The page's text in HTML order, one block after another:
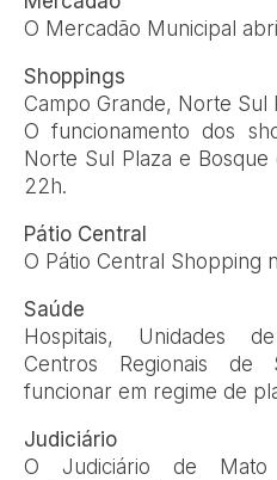
O Mercadão Municipal
Shoppings
Campo Grande, Norte Sul
O funcionamento dos
Norte Sul Plaza e
22h.
Pátio Central
O Pátio Central Shopping
Saúde
Hospitais, Unidades
Centros Regionais
funcionar em regime de
Judiciário
O Judiciário de